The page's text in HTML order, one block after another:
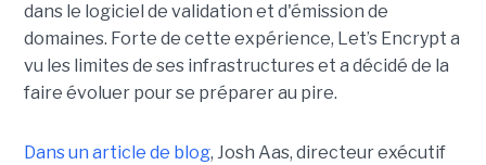
dans le logiciel de validation et d'émission de
domaines. Forte de cette expérience, Let’s Encrypt a
vu les limites de ses infrastructures et a décidé de la
faire évoluer pour se préparer au pire.
Dans un article de blog, Josh Aas, directeur exécutif